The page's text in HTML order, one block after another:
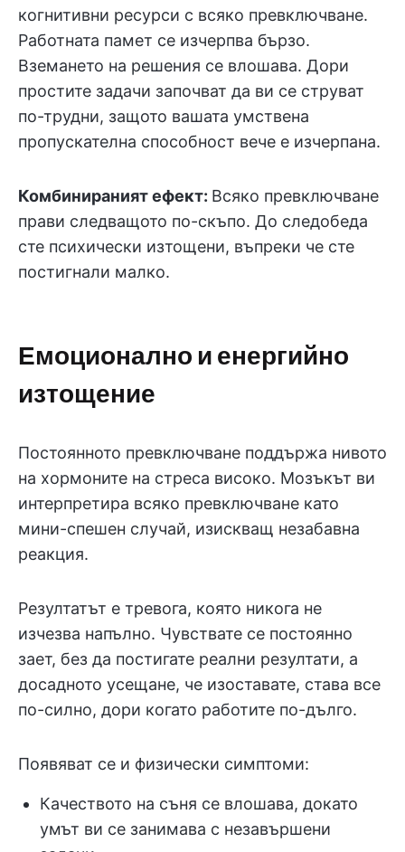
когнитивни ресурси с всяко превключване.
Работната памет се изчерпва бързо.
Вземането на решения се влошава. Дори
простите задачи започват да ви се струват
по-трудни, защото вашата умствена
пропускателна способност вече е изчерпана.
Комбинираният ефект: Всяко превключване
прави следващото по-скъпо. До следобеда
сте психически изтощени, въпреки че сте
постигнали малко.
Емоционално и енергийно
изтощение
Постоянното превключване поддържа нивото
на хормоните на стреса високо. Мозъкът ви
интерпретира всяко превключване като
мини-спешен случай, изискващ незабавна
реакция.
Резултатът е тревога, която никога не
изчезва напълно. Чувствате се постоянно
зает, без да постигате реални резултати, а
досадното усещане, че изоставате, става все
по-силно, дори когато работите по-дълго.
Появяват се и физически симптоми:
Качеството на съня се влошава, докато
умът ви се занимава с незавършени